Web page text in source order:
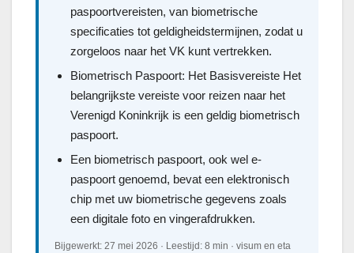
paspoortvereisten, van biometrische
specificaties tot geldigheidstermijnen, zodat u
zorgeloos naar het VK kunt vertrekken.
Biometrisch Paspoort: Het Basisvereiste Het
belangrijkste vereiste voor reizen naar het
Verenigd Koninkrijk is een geldig biometrisch
paspoort.
Een biometrisch paspoort, ook wel e-
paspoort genoemd, bevat een elektronisch
chip met uw biometrische gegevens zoals
een digitale foto en vingerafdrukken.
Bijgewerkt: 27 mei 2026 · Leestijd: 8 min · visum en eta